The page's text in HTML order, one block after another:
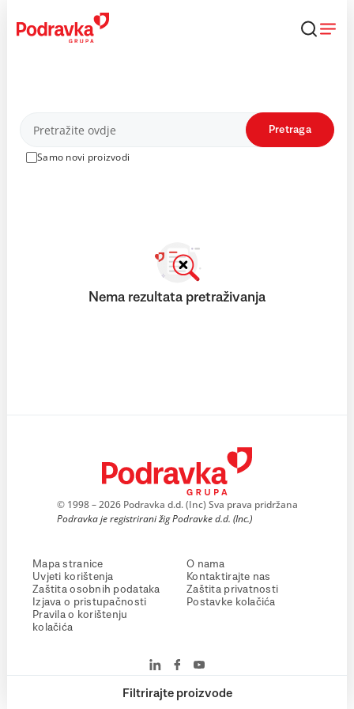
content
Proizvodi
Samo novi proizvodi
Pretraga
Filtrirajte proizvode
Nema rezultata pretraživanja
© 1998 – 2026 Podravka d.d. (Inc) Sva prava pridržana
Podravka je registrirani žig Podravke d.d. (Inc.)
Mapa stranice
Uvjeti korištenja
Zaštita osobnih podataka
Izjava o pristupačnosti
Pravila o korištenju
kolačića
O nama
Kontaktirajte nas
Zaštita privatnosti
Postavke kolačića